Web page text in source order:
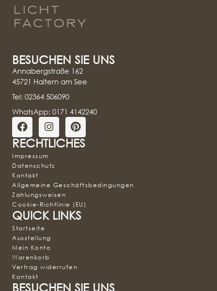
BESUCHEN SIE UNS
Annabergstraße 162
45721 Haltern am See
Tel: 02364 506090
WhatsApp: 0171 4142240
RECHTLICHES
Impressum
Datenschutz
Kontakt
Allgemeine Geschäftsbedingungen
Zahlungsweisen
Cookie-Richtlinie (EU)
QUICK LINKS
Startseite
Ausstellung
Mein Konto
Warenkorb
Vertrag widerrufen
Kontakt
BESUCHEN SIE UNS